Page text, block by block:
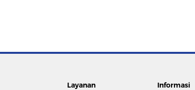
Layanan Informasi